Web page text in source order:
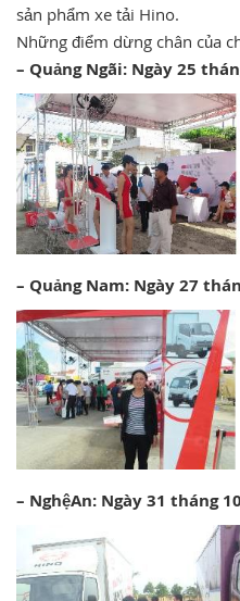
sản phẩm xe tải Hino.
Những điểm dừng chân của
– Quảng Ngãi: Ngày 25
– Quảng Nam: Ngày 27
– NghệAn: Ngày 31 tháng